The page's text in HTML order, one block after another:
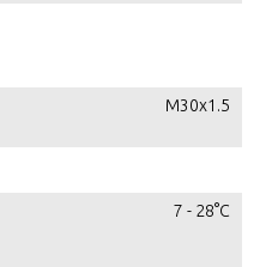
М30х1.5
7 - 28°C